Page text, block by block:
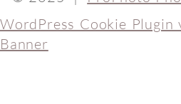
WordPress Cookie Plugin
Banner